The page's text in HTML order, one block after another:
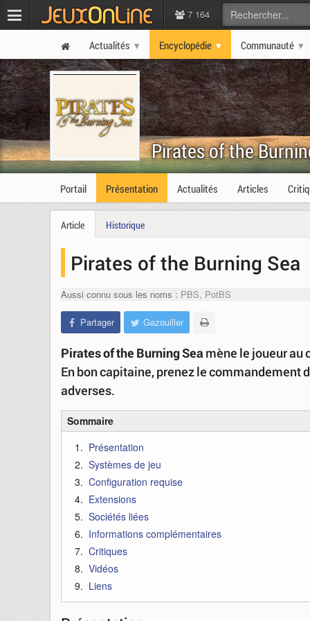
7 164
Actualités Encyclopédie Communauté
Pirates of the
Portail Présentation Actualités Articles
Article Historique
Pirates of the Burning Sea
Aussi connu sous les noms : PBS, PotBS
Partager Gazouiller
Pirates of the Burning Sea mène le joueur au
En bon capitaine, prenez le commandement
adverses.
Sommaire
Présentation
Systèmes de jeu
Configuration requise
Extensions
Sociétés liées
Informations complémentaires
Critiques
Vidéos
Liens